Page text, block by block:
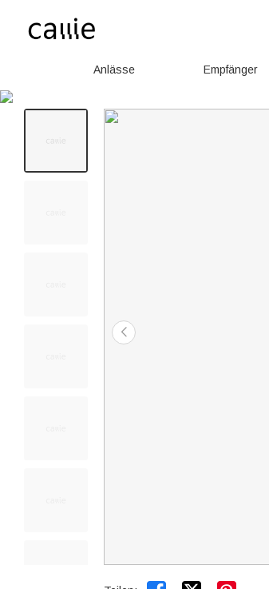
Anlässe Empfänger